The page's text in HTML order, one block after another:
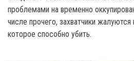
проблемами на временно
числе прочего, захватчики жалуются
которое способно убить.